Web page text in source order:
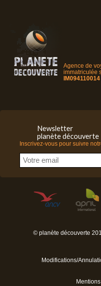
Agence de
immatriculée
IM094110014
Newsletter
planète découverte
Inscrivez-vous pour suivre
© planète découverte
Modifications/